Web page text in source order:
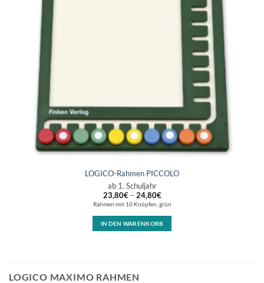
LOGICO-Rahmen PICCOLO
ab 1. Schuljahr
23,80€–24,80€
Rahmen mit 10 Knöpfen, grün
IN DEN WARENKORB
LOGICO MAXIMO RAHMEN